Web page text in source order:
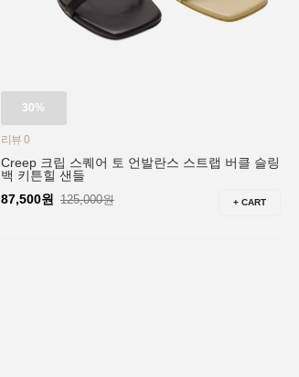
30%
리뷰 0
Creep 크립 스퀘어 토 언발란스 스트랩 버클 슬링
백 키튼힐 샌들
87,500원
125,000원 + CART